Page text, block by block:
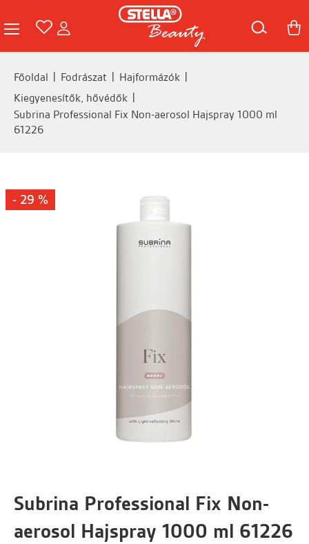
Főoldal Fodrászat
Hajformázók
Kiegyenesítők, hővédők
Subrina Professional Fix Non-aerosol Hajspray 1000 ml
61226
- 29 %
Subrina Professional Fix Non-
aerosol Hajspray 1000 ml 61226